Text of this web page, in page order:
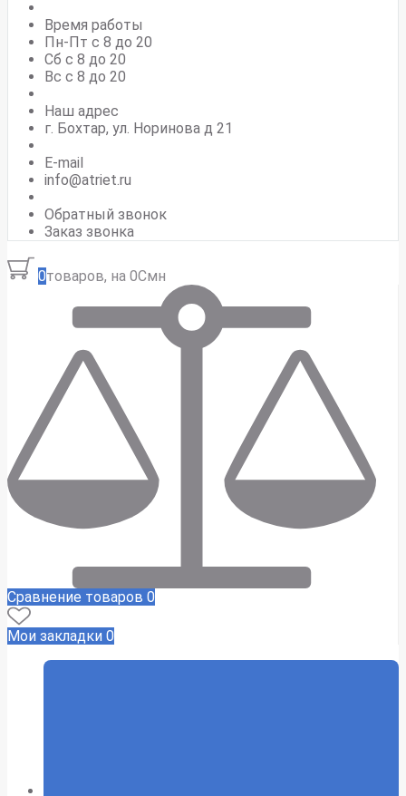
Время работы
Пн-Пт с 8 до 20
Сб с 8 до 20
Вс c 8 до 20
Наш адрес
г. Бохтар, ул. Норинова д 21
E-mail
info@atriet.ru
Обратный звонок
Заказ звонка
0товаров, на 0Смн
Сравнение товаров 0
Мои закладки 0